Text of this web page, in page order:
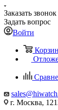
Заказать звонок
Задать вопрос
Войти
г. Москва,